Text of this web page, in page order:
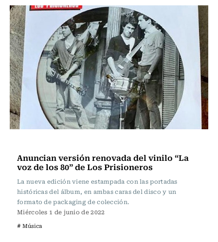
Anuncian versión renovada del vinilo “La
voz de los 80” de Los Prisioneros
La nueva edición viene estampada con las portadas
históricas del álbum, en ambas caras del disco y un
formato de packaging de colección.
Miércoles 1 de junio de 2022
# Música